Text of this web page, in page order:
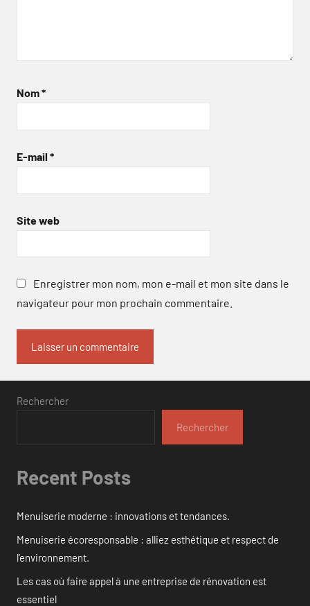
Nom*
E-mail *
Site web
Enregistrer mon nom, mon e-mail et mon site dans le
navigateur pour mon prochain commentaire.
Rechercher
Rechercher
Recent Posts
Menuiserie moderne : innovations et tendances.
Menuiserie écoresponsable : alliez esthétique et respect de
l’environnement.
Les cas où faire appel à une entreprise de rénovation est
essentiel